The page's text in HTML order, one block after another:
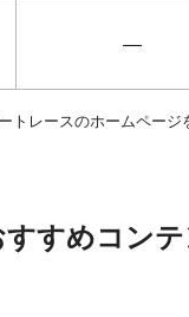
―
トレースのホームページ
すめコン